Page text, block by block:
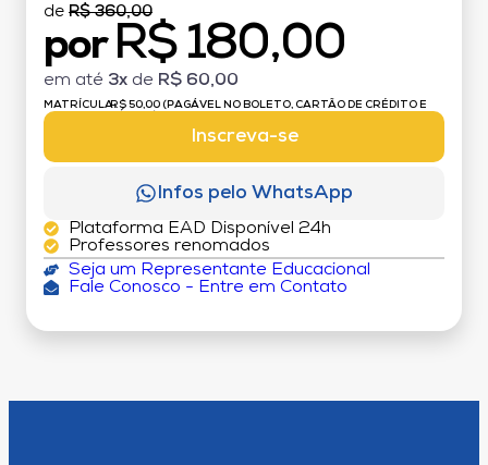
de R$ 360,00
por R$ 180,00
em até 3x de R$ 60,00
MATRÍCULA:R$ 50,00 (PAGÁVEL NO BOLETO, CARTÃO DE CRÉDITO E
Inscreva-se
Infos pelo WhatsApp
Plataforma EAD Disponível 24h
Professores renomados
Seja um Representante Educacional
Fale Conosco - Entre em Contato